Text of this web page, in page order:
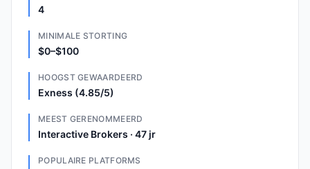
4
MINIMALE STORTING
$0–$100
HOOGST GEWAARDEERD
Exness (4.85/5)
MEEST GERENOMMEERD
Interactive Brokers · 47 jr
POPULAIRE PLATFORMS